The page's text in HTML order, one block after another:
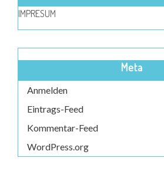
IMPRESUM
Meta
Anmelden
Eintrags-Feed
Kommentar-Feed
WordPress.org